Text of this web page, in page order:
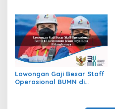
Lowongan Gaji Besar Staff
Operasional BUMN di